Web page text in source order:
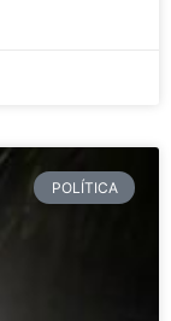
POLÍTICA